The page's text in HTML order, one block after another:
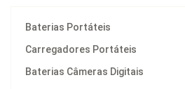
Baterias Portáteis
Carregadores Portáteis
Baterias Câmeras Digitais